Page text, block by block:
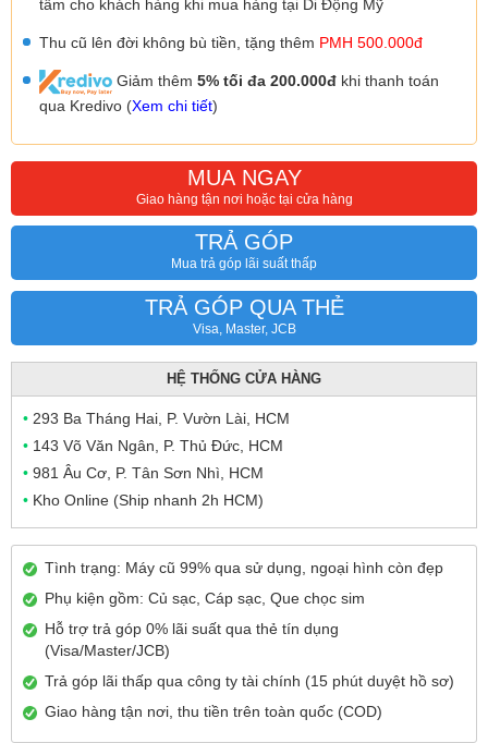
tâm cho khách hàng khi mua hàng tại Di Động Mỹ
Thu cũ lên đời không bù tiền, tặng thêm PMH 500.000đ
Giảm thêm 5% tối đa 200.000đ khi thanh toán
qua Kredivo (Xem chi tiết)
MUA NGAY
Giao hàng tận nơi hoặc tại cửa hàng
TRẢ GÓP
Mua trả góp lãi suất thấp
TRẢ GÓP QUA THẺ
Visa, Master, JCB
HỆ THỐNG CỬA HÀNG
• 293 Ba Tháng Hai, P. Vườn Lài, HCM
• 143 Võ Văn Ngân, P. Thủ Đức, HCM
• 981 Âu Cơ, P. Tân Sơn Nhì, HCM
• Kho Online (Ship nhanh 2h HCM)
Tình trạng: Máy cũ 99% qua sử dụng, ngoại hình còn đẹp
Phụ kiện gồm: Củ sạc, Cáp sạc, Que chọc sim
Hỗ trợ trả góp 0% lãi suất qua thẻ tín dụng
(Visa/Master/JCB)
Trả góp lãi thấp qua công ty tài chính (15 phút duyệt hồ sơ)
Giao hàng tận nơi, thu tiền trên toàn quốc (COD)